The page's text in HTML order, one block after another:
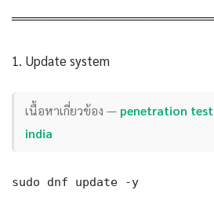
1. Update system
เนื้อหาเกี่ยวข้อง — penetration
india
sudo dnf update -y